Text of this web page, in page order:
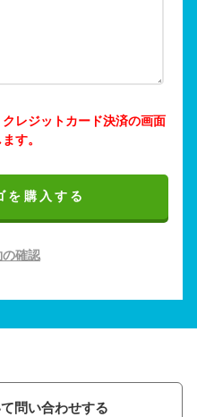
レジットカード決済の画面
す。
を購入する
確認
問い合わせする